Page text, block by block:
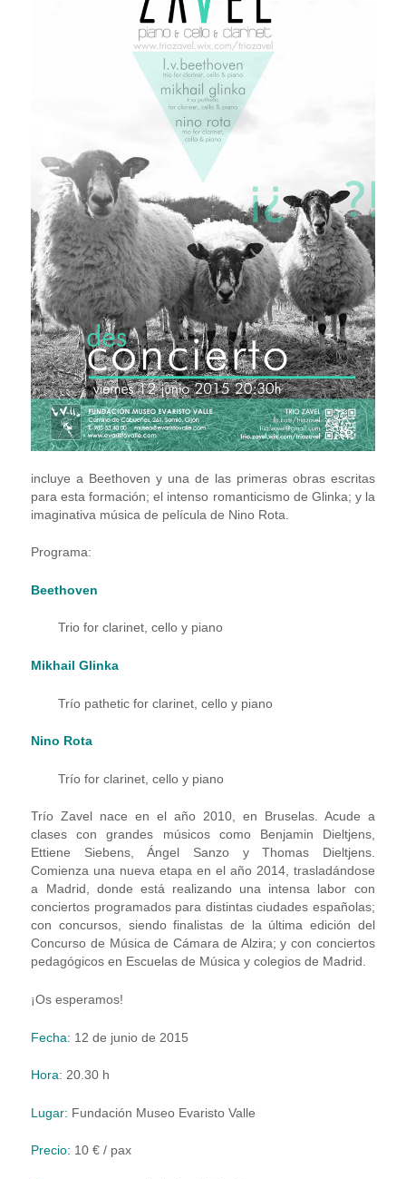
incluye a Beethoven y una de las primeras obras escritas
para esta formación; el intenso romanticismo de Glinka; y la
imaginativa música de película de Nino Rota.
Programa:
Beethoven
Trio for clarinet, cello y piano
Mikhail Glinka
Trío pathetic for clarinet, cello y piano
Nino Rota
Trío for clarinet, cello y piano
Trío Zavel nace en el año 2010, en Bruselas. Acude a
clases con grandes músicos como Benjamin Dieltjens,
Ettiene Siebens, Ángel Sanzo y Thomas Dieltjens.
Comienza una nueva etapa en el año 2014, trasladándose
a Madrid, donde está realizando una intensa labor con
conciertos programados para distintas ciudades españolas;
con concursos, siendo finalistas de la última edición del
Concurso de Música de Cámara de Alzira; y con conciertos
pedagógicos en Escuelas de Música y colegios de Madrid.
¡Os esperamos!
Fecha: 12 de junio de 2015
Hora: 20.30 h
Lugar: Fundación Museo Evaristo Valle
Precio: 10 € / pax